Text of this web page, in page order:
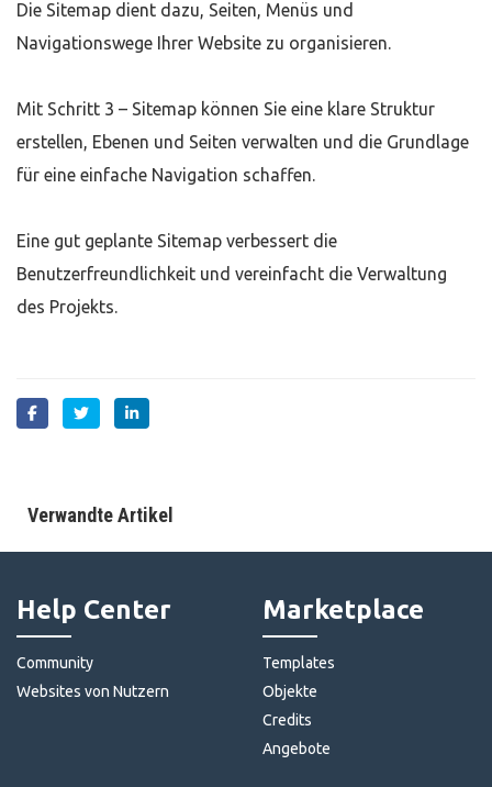
Die Sitemap dient dazu, Seiten, Menüs und
Navigationswege Ihrer Website zu organisieren.
Mit Schritt 3 – Sitemap können Sie eine klare Struktur
erstellen, Ebenen und Seiten verwalten und die Grundlage
für eine einfache Navigation schaffen.
Eine gut geplante Sitemap verbessert die
Benutzerfreundlichkeit und vereinfacht die Verwaltung
des Projekts.
Verwandte Artikel
Help Center
Community
Websites von Nutzern
Marketplace
Templates
Objekte
Credits
Angebote